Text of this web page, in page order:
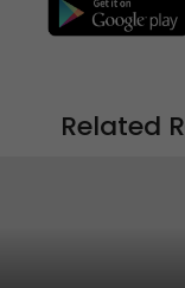
Related